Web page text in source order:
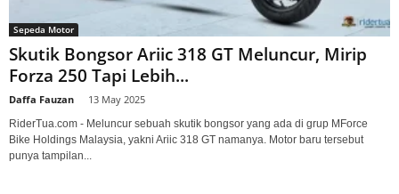
Sepeda Motor
Skutik Bongsor Ariic 318 GT Meluncur, Mirip
Forza 250 Tapi Lebih...
Daffa Fauzan 13 May 2025
RiderTua.com - Meluncur sebuah skutik bongsor yang ada di grup MForce
Bike Holdings Malaysia, yakni Ariic 318 GT namanya. Motor baru tersebut
punya tampilan...